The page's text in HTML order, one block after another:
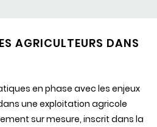
AGRICULTEURS DANS
en phase avec les enjeux
une exploitation agricole
sur mesure, inscrit dans la